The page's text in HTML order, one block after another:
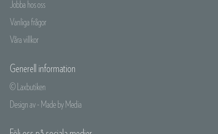
Jobba hos oss
Vanliga frågor
Våra villkor
Generell information
© Laxbutiken
Design av - Made by Media